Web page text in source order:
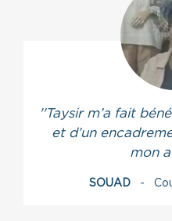
''Taysir m’a fait
et d’un
mon
SOUAD-